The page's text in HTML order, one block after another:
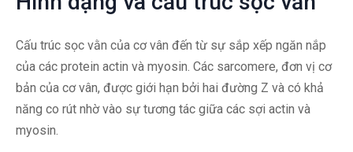
Cấu trúc sọc vằn của cơ vân đến từ sự sắp xếp ngăn nắp
của các protein actin và myosin. Các sarcomere, đơn vị cơ
bản của cơ vân, được giới hạn bởi hai đường Z và có khả
năng co rút nhờ vào sự tương tác giữa các sợi actin và
myosin.